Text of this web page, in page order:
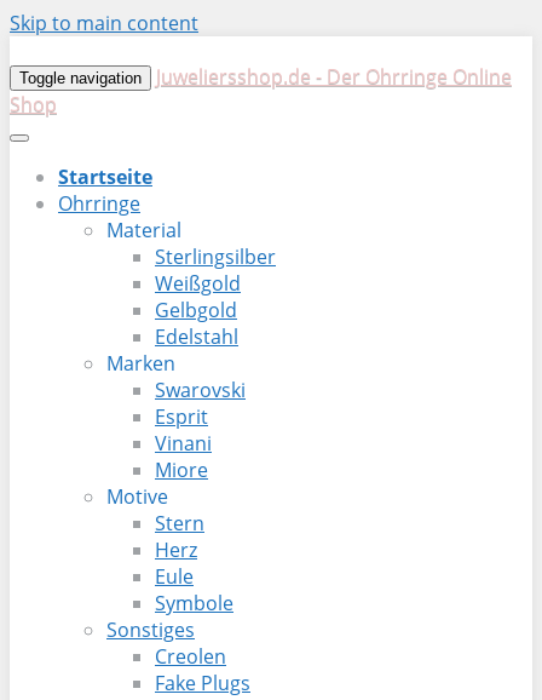
Skip to main content
Toggle navigation
Juweliersshop.de - Der Ohrringe Online
Shop
Startseite
Ohrringe
Material
Sterlingsilber
Weißgold
Gelbgold
Edelstahl
Marken
Swarovski
Esprit
Vinani
Miore
Motive
Stern
Herz
Eule
Symbole
Sonstiges
Creolen
Fake Plugs